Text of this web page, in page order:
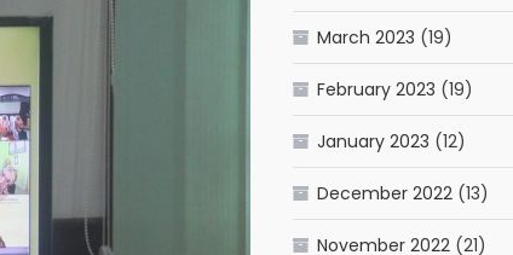
March 2023 (19)
February 2023 (19)
January 2023 (12)
December 2022 (13)
November 2022 (21)